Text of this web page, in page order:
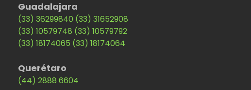
Guadalajara
(33) 36299840 (33) 31652908
(33) 10579748 (33) 10579792
(33) 18174065 (33) 18174064
Querétaro
(44) 2888 6604